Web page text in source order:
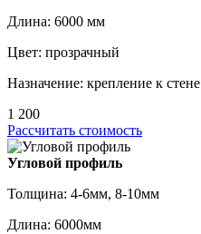
Длина: 6000 мм
Цвет: прозрачный
Назначение: крепление к стене
1 200
Рассчитать стоимость
Угловой профиль
Толщина: 4-6мм, 8-10мм
Длина: 6000мм